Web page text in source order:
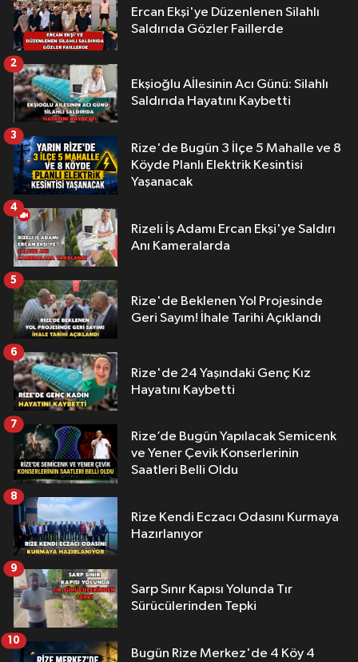
Ercan Ekşi'ye Düzenlenen Silahlı
Saldırıda Gözler Faillerde
Ekşioğlu Aİlesinin Acı Günü: Silahlı
Saldırıda Hayatını Kaybetti
2
Rize'de Bugün 3 İlçe 5 Mahalle ve 8
Köyde Planlı Elektrik Kesintisi
Yaşanacak
3
Rizeli İş Adamı Ercan Ekşi'ye Saldırı
Anı Kameralarda
4
Rize'de Beklenen Yol Projesinde
Geri Sayım! İhale Tarihi Açıklandı
5
Rize'de 24 Yaşındaki Genç Kız
Hayatını Kaybetti
6
Rize’de Bugün Yapılacak Semicenk
ve Yener Çevik Konserlerinin
Saatleri Belli Oldu
7
Rize Kendi Eczacı Odasını Kurmaya
Hazırlanıyor
8
Sarp Sınır Kapısı Yolunda Tır
Sürücülerinden Tepki
9
Bugün Rize Merkez'de 4 Köy 4
10